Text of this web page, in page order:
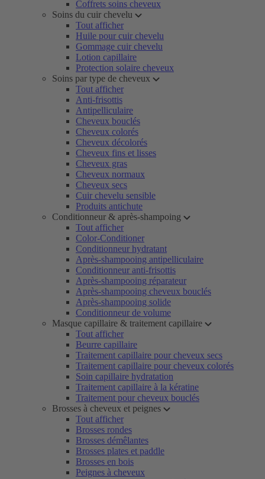
Coffrets soins cheveux
Soins du cuir chevelu
Tout afficher
Huile pour cuir chevelu
Gommage cuir chevelu
Lotion capillaire
Protection solaire cheveux
Soins par type de cheveux
Tout afficher
Anti-frisottis
Antipelliculaire
Cheveux bouclés
Cheveux colorés
Cheveux décolorés
Cheveux fins et lisses
Cheveux gras
Cheveux normaux
Cheveux secs
Cuir chevelu sensible
Produits antichute
Conditionneur & après-shampoing
Tout afficher
Color-Conditioner
Conditionneur hydratant
Après-shampooing antipelliculaire
Conditionneur anti-frisottis
Après-shampooing réparateur
Après-shampooing cheveux bouclés
Après-shampooing solide
Conditionneur de volume
Masque capillaire & traitement capillaire
Tout afficher
Beurre capillaire
Traitement capillaire pour cheveux secs
Traitement capillaire pour cheveux colorés
Soin capillaire hydratation
Traitement capillaire à la kératine
Traitement pour cheveux bouclés
Brosses à cheveux et peignes
Tout afficher
Brosses rondes
Brosses démêlantes
Brosses plates et paddle
Brosses en bois
Peignes à cheveux